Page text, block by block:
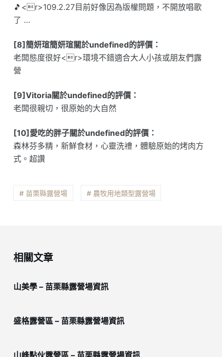
🎵<r>109.2.27目前好像因為版權問題，不開放唱歌
了 …
[8]簡妍瑄簡妍瑄關於undefined的評價：
老闆態度很好<r>環境不錯適合大人小孩或朋友們露
營
[9]Vitoria關於undefined的評價：
老闆很親切，很原始的大自然
[10]愛吃的胖子關於undefined的評價：
森林芬多精，新鮮食材，心靈洗禮，體驗原始的烤肉方
式。超讚
# 苗栗縣露營場 # 農牧用地類型露營場
相關文章
山美學 – 苗栗縣露營場資訊
盛格露營區 – 苗栗縣露營場資訊
山峰點伙露營區 – 苗栗縣露營場資訊